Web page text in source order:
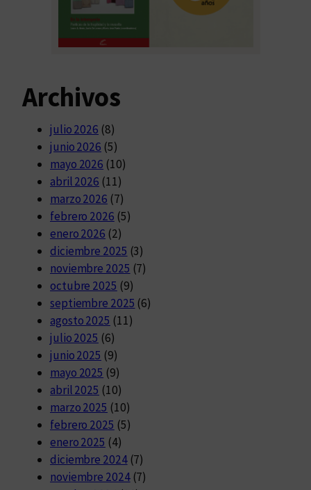
Archivos
julio 2026 (8)
junio 2026 (5)
mayo 2026 (10)
abril 2026 (11)
marzo 2026 (7)
febrero 2026 (5)
enero 2026 (2)
diciembre 2025 (3)
noviembre 2025 (7)
octubre 2025 (9)
septiembre 2025 (6)
agosto 2025 (11)
julio 2025 (6)
junio 2025 (9)
mayo 2025 (9)
abril 2025 (10)
marzo 2025 (10)
febrero 2025 (5)
enero 2025 (4)
diciembre 2024(7)
noviembre 2024(7)